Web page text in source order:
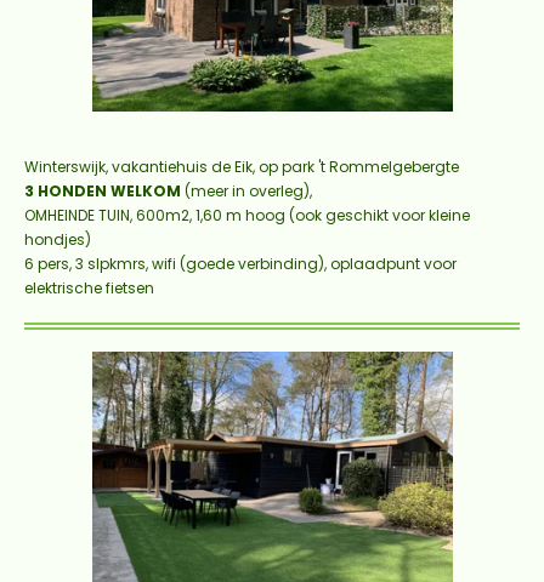
Winterswijk, vakantiehuis de Eik, op park 't Rommelgebergte
3 HONDEN WELKOM (meer in overleg),
OMHEINDE TUIN, 600m2, 1,60 m hoog (ook geschikt voor kleine
hondjes)
6 pers, 3 slpkmrs, wifi (goede verbinding), oplaadpunt voor
elektrische fietsen